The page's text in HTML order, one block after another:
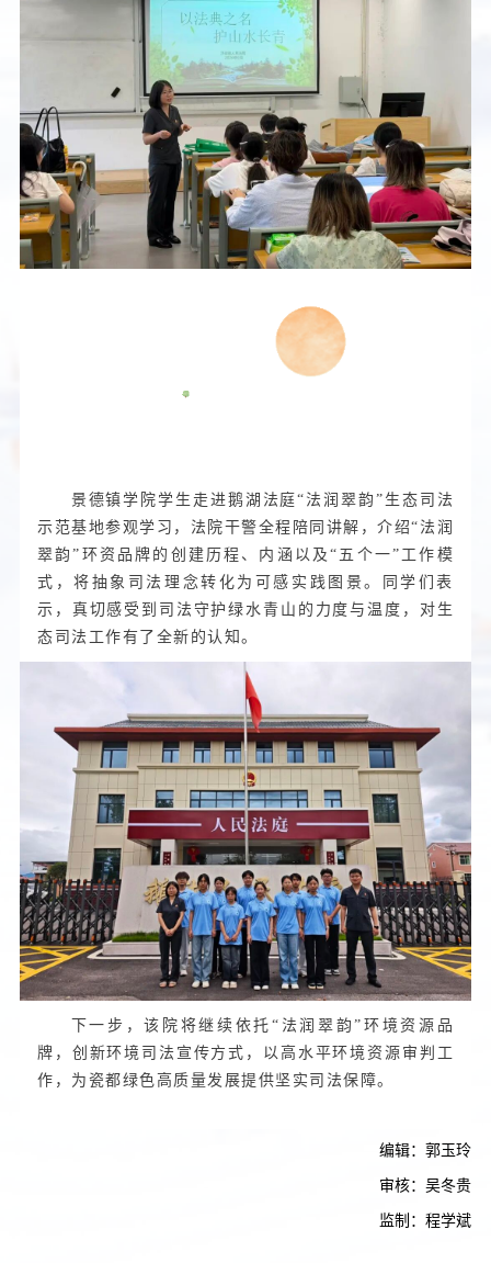
景德镇学院学生走进鹅湖法庭“法润翠韵”生态司法
示范基地参观学习，法院干警全程陪同讲解，介绍“法润
翠韵”环资品牌的创建历程、内涵以及“五个一”工作模
式，将抽象司法理念转化为可感实践图景。同学们表
示，真切感受到司法守护绿水青山的力度与温度，对生
态司法工作有了全新的认知。
下一步，该院将继续依托“法润翠韵”环境资源品
牌，创新环境司法宣传方式，以高水平环境资源审判工
作，为瓷都绿色高质量发展提供坚实司法保障。
编辑：郭玉玲
审核：吴冬贵
监制：程学斌